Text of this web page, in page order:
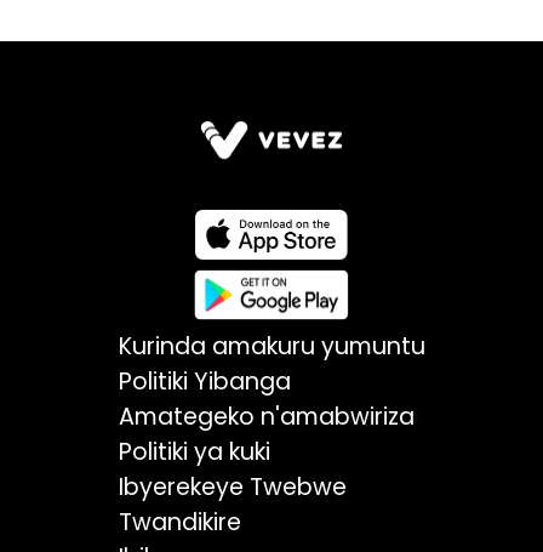
Kurinda amakuru yumuntu
Politiki Yibanga
Amategeko n'amabwiriza
Politiki ya kuki
Ibyerekeye Twebwe
Twandikire